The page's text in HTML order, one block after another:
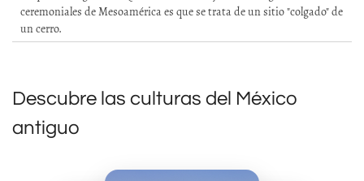
ceremoniales de Mesoamérica es que se trata de un sitio "colgado" de
un cerro.
Descubre las culturas del México
antiguo